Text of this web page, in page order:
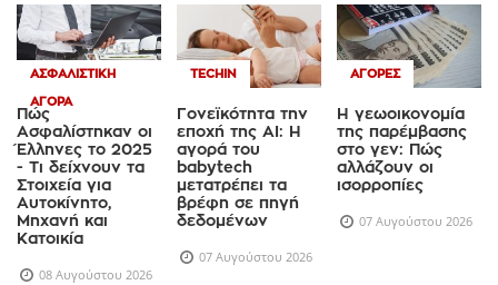
ΑΣΦΑΛΙΣΤΙΚΉ
ΑΓΟΡΆ
Πώς
Ασφαλίστηκαν οι
Έλληνες το 2025
- Τι δείχνουν τα
Στοιχεία για
Αυτοκίνητο,
Μηχανή και
Κατοικία
08 Αυγούστου 2026
TECHIN
Γονεϊκότητα την
εποχή της AI: Η
αγορά του
babytech
μετατρέπει τα
βρέφη σε πηγή
δεδομένων
07 Αυγούστου 2026
ΑΓΟΡΈΣ
Η γεωοικονομία
της παρέμβασης
στο γεν: Πώς
αλλάζουν οι
ισορροπίες
07 Αυγούστου 2026